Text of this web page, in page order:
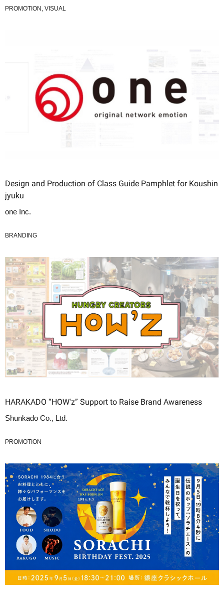
PROMOTION, VISUAL
Design and Production of Class Guide Pamphlet for Koushin
jyuku
one Inc.
BRANDING
HARAKADO “HOW'z” Support to Raise Brand Awareness
Shunkado Co., Ltd.
PROMOTION